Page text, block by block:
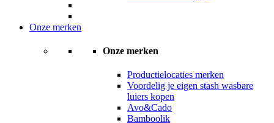
Onze merken
Onze merken
Productielocaties merken
Voordelig je eigen stash wasbare
luiers kopen
Avo&Cado
Bamboolik